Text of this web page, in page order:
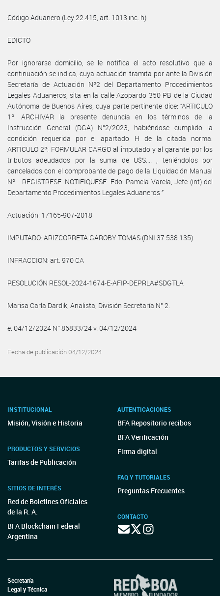
Código Aduanero (Ley 22.415, art. 1013 inc. h)
EDICTO
Por ignorarse domicilio, se le notifica el acto resolutivo que a
continuación se indica, cuya actuación tramita por ante la División
Secretaría de Actuación Nº2 del Departamento Procedimientos
Legales Aduaneros, sita en la calle Azopardo 350 PB de la Ciudad
Autónoma de Buenos Aires, cuya parte pertinente dice: “ARTICULO
1º: ARCHIVAR la presente denuncia en los términos de la
Instrucción General (DGA) N°2/2023, habiéndose cumplido la
condición requerida por el apartado H de la citada norma.
ARTICULO 2º: FORMULAR CARGO al imputado y al garante por los
tributos adeudados por la suma de U$S…. , teniéndolos por
cancelados con el comprobante de pago de la Liquidación Manual
Nº… REGISTRESE. NOTIFIQUESE. Fdo. Pamela Varela, Jefe (int) del
Departamento Procedimientos Legales Aduaneros ”
Actuación: 17165-907-2018
IMPUTADO: ARIZCORRETA GAROBY TOMAS (DNI 37.538.135)
INFRACCION: art. 970 CA
RESOLUCIÓN RESOL-2024-1674-E-AFIP-DEPRLA#SDGTLA
Marisa Carla Dardik, Analista, División Secretaría N° 2.
e. 04/12/2024 N° 86833/24 v. 04/12/2024
Fecha de publicación 04/12/2024
INSTITUCIONAL
Misión, Visión e Historia
PRODUCTOS Y SERVICIOS
Tarifas de Publicación
SITIOS DE INTERÉS
Red de Boletines Oficiales
de la R. A.
BFA Blockchain Federal
Argentina
AUTENTICACIONES
BFA Repositorio recibos
BFA Verificación
Firma digital
FAQ Y TUTORIALES
Preguntas Frecuentes
CONTACTO
Secretaría
Legal y Técnica